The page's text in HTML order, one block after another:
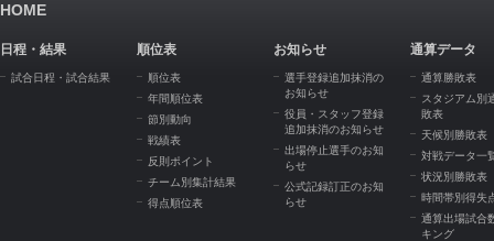
HOME
日程・結果
試合日程・試合結果
順位表
順位表
年間順位表
節別動向
戦績表
反則ポイント
チーム別集計結果
得点順位表
お知らせ
選手登録追加抹消の
お知らせ
役員・スタッフ登録
追加抹消のお知らせ
出場停止選手のお知
らせ
公式記録訂正のお知
らせ
通算データ
通算勝敗表
スタジアム別
敗表
天候別勝敗表
対戦データ一
状況別勝敗表
時間帯別得失
通算出場試合
キング